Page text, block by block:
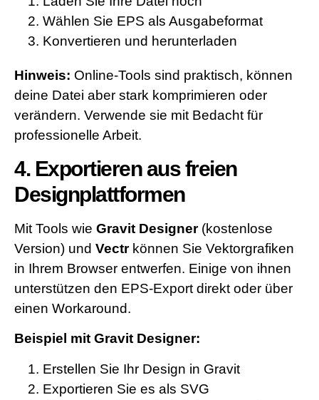
Wählen Sie EPS als Ausgabeformat
Konvertieren und herunterladen
Hinweis: Online-Tools sind praktisch, können
deine Datei aber stark komprimieren oder
verändern. Verwende sie mit Bedacht für
professionelle Arbeit.
4. Exportieren aus freien
Designplattformen
Mit Tools wie Gravit Designer(kostenlose
Version) und Vectrkönnen Sie Vektorgrafiken
in Ihrem Browser entwerfen. Einige von ihnen
unterstützen den EPS-Export direkt oder über
einen Workaround.
Beispiel mit Gravit Designer:
Erstellen Sie Ihr Design in Gravit
Exportieren Sie es als SVG